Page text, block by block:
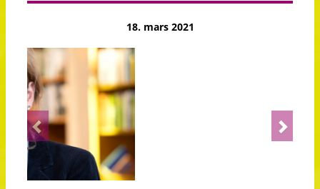
18. mars 2021
Previous Next